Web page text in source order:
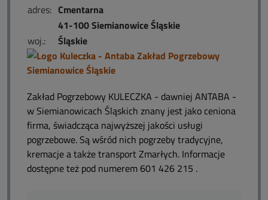
adres: Cmentarna
41-100 Siemianowice Śląskie
woj.:
Śląskie
Zakład Pogrzebowy KULECZKA - dawniej ANTABA -
w Siemianowicach Śląskich znany jest jako ceniona
firma, świadcząca najwyższej jakości usługi
pogrzebowe. Są wśród nich pogrzeby tradycyjne,
kremacje a także transport Zmarłych. Informacje
dostępne też pod numerem 601 426 215 .